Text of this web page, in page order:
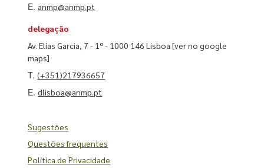
E. anmp@anmp.pt
delegação
Av. Elias Garcia, 7 - 1º - 1000 146 Lisboa[ver no google
maps]
T.(+351)217936657
E.dlisboa@anmp.pt
Sugestões
Questões frequentes
Política de Privacidade